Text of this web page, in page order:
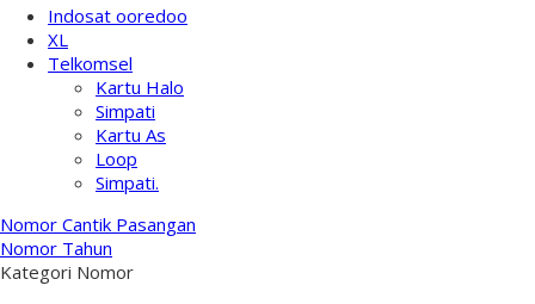
Indosat ooredoo
XL
Telkomsel
Kartu Halo
Simpati
Kartu As
Loop
Simpati.
Nomor Cantik Pasangan
Nomor Tahun
Kategori Nomor